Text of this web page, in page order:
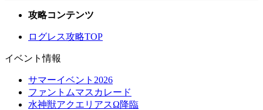
攻略コンテンツ
ログレス攻略TOP
イベント情報
サマーイベント2026
ファントムマスカレード
水神獣アクエリアスΩ降臨